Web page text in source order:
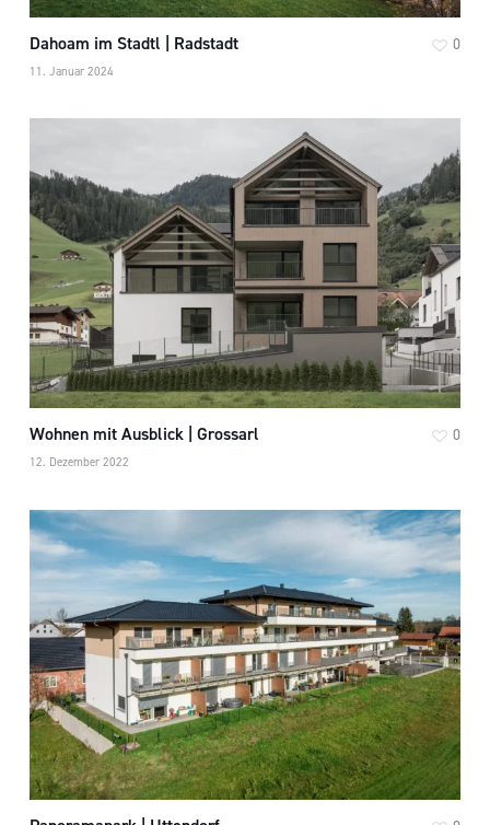
Dahoam im Stadtl | Radstadt
11. Januar 2024
0
Wohnen mit Ausblick | Grossarl
12. Dezember 2022
0